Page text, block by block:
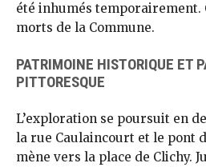
été inhumés temporairement.
morts de la Commune.
PATRIMOINE HISTORIQUE ET
PITTORESQUE
L’exploration se poursuit en
la rue Caulaincourt et le pont
mène vers la place de Clichy.